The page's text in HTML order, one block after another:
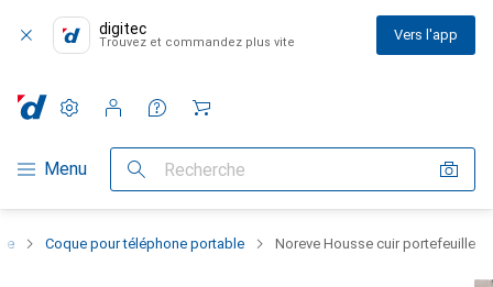
digitec
Trouvez et commandez plus vite Vers l'app
Navigation par catégorie
Menu Recherche
Paramètres
Compte client
Listes de comparaison
Listes d'envies
Panier
Coque pour téléphone portable Noreve Housse cuir portefeuille